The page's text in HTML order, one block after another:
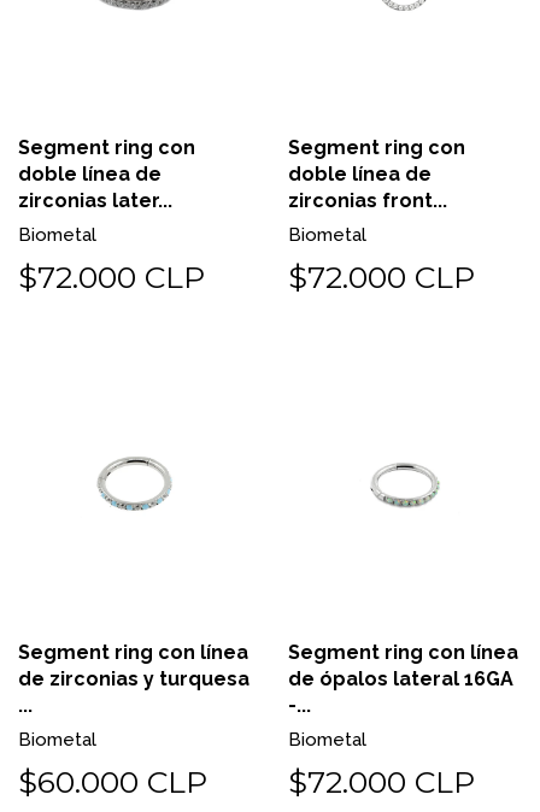
Segment ring con
doble línea de
zirconias later...
Biometal
$72.000 CLP
Segment ring con
doble línea de
zirconias front...
Biometal
$72.000 CLP
Segment ring con línea
de zirconias y turquesa
...
Biometal
$60.000 CLP
Segment ring con línea
de ópalos lateral 16GA
-...
Biometal
$72.000 CLP